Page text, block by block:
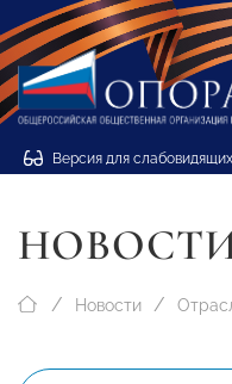
Версия для слабовидящих
Новости